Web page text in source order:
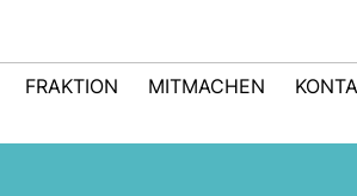
FRAKTION MITMACHEN